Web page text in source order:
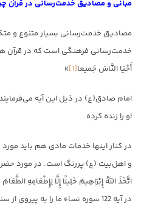
مبانی و مصادیق خدمت‌رسانی در قرآن
مصادیق خدمت‌رسانی بسیار متنوع و
خدمت‌رسانی فرهنگی است که در قرآن
أَحْيَا النَّاسَ جَميعا[1]
»
امام صادق(ع) در ذیل این آیه
او را زنده کرده.
در کنار اینها خدمات مادی هم باید
و اهل‌بیت (ع) پررنگ است. در مورد
اتَّخَذَ اللَّهُ إِبْرَاهِيمَ خَلِيلًا إِلَّا لِإِطْعَامِهِ
در آیه 122 سوره نساء ما را به